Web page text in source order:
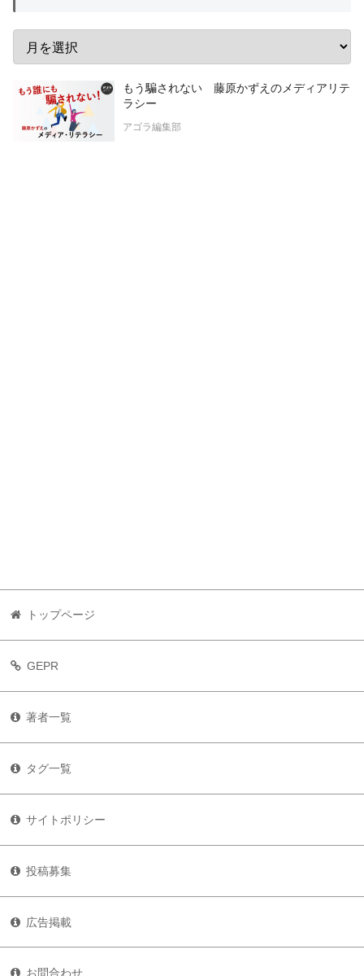
もう騙されない 藤原かずえのメディアリテ
ラシー
アゴラ編集部
トップページ
GEPR
著者一覧
タグ一覧
サイトポリシー
投稿募集
広告掲載
お問合わせ